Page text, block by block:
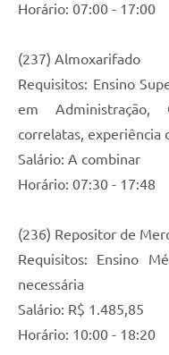
Horário: 07:00 - 17:00
(237) Almoxarifado
Requisitos: Ensino
em Administração,
correlatas, experiência
Salário: A combinar
Horário: 07:30 - 17:48
(236) Repositor de
Requisitos: Ensino
necessária
Salário: R$ 1.485,85
Horário: 10:00 - 18:20